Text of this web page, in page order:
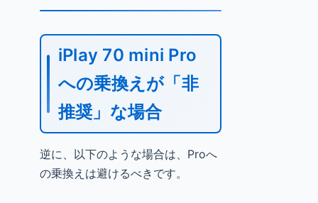
iPlay 70 mini Pro
への乗換えが「非
推奨」な場合
逆に、以下のような場合は、Proへ
の乗換えは避けるべきです。